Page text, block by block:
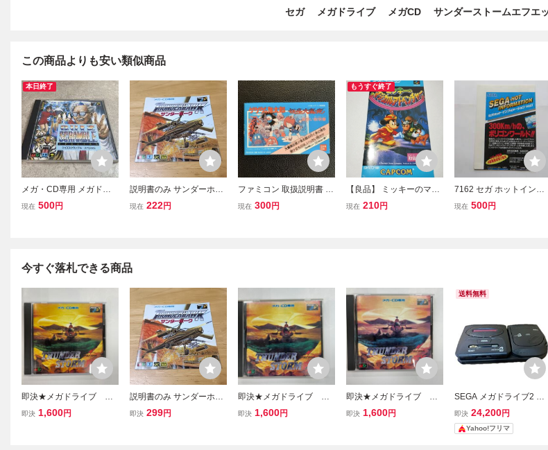
セガ メガドライブ メガCD サンダーストームエフエ
この商品よりも安い類似商品
本日終了
メガ・CD専用 メガドラ
イブ SEGA セガ クイズス
現在 500円
説明書のみ サンダーホー
ク ビクター セガ メガCD
現在 222円
ファミコン 取扱説明書 ゲ
ゲゲの鬼太郎 妖怪大魔境
現在 300円
もうすぐ終了
【良品】 ミッキーのマジ
カルアドベンチャー 説明
現在 210円
7162 セガ ホットインフ
ォメーション Vol.1 メガ
現在 500円
今すぐ落札できる商品
即決★メガドライブ CD
ソフト★メガCD★サンダ
即決 1,600円
説明書のみ サンダーホー
ク ビクター セガ メガCD
即決 299円
即決★メガドライブ CD
ソフト★メガCD★サンダ
即決 1,600円
即決★メガドライブ CD
ソフト★メガCD★サンダ
即決 1,600円
送料無料
SEGA メガドライブ2 ＆
メガCD2 本体セット セガ
レトロゲーム
即決 24,200円
Yahoo!フリマ